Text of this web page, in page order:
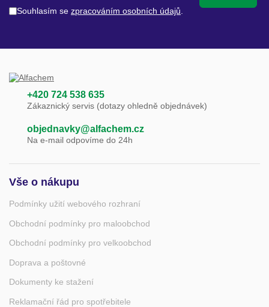
Souhlasím se zpracováním osobních údajů
+420 724 538 635
Zákaznický servis (dotazy ohledně objednávek)
objednavky@alfachem.cz
Na e-mail odpovíme do 24h
Vše o nákupu
Podmínky užití webového rozhraní
Obchodní podmínky pro maloobchod
Obchodní podmínky pro velkoobchod
Doprava a poštovné
Dokumenty ke stažení
Reklamační řád pro spotřebitele